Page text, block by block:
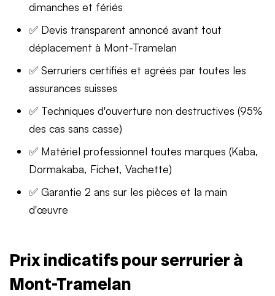
dimanches et fériés
✅ Devis transparent annoncé avant tout
déplacement à Mont-Tramelan
✅ Serruriers certifiés et agréés par toutes les
assurances suisses
✅ Techniques d'ouverture non destructives (95%
des cas sans casse)
✅ Matériel professionnel toutes marques (Kaba,
Dormakaba, Fichet, Vachette)
✅ Garantie 2 ans sur les pièces et la main
d'œuvre
Prix indicatifs pour serrurier à
Mont-Tramelan